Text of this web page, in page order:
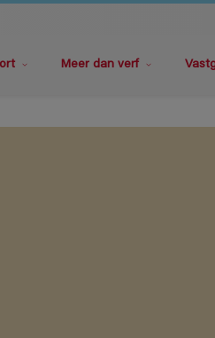
Meer dan verf